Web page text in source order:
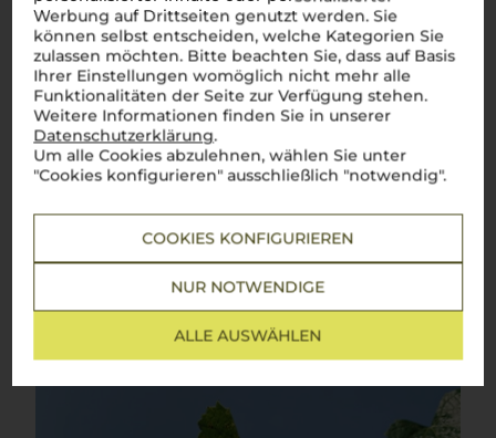
Werbung auf Drittseiten genutzt werden. Sie
können selbst entscheiden, welche Kategorien Sie
zulassen möchten. Bitte beachten Sie, dass auf Basis
Ihrer Einstellungen womöglich nicht mehr alle
Funktionalitäten der Seite zur Verfügung stehen.
Weitere Informationen finden Sie in unserer
Datenschutzerklärung.
Um alle Cookies abzulehnen, wählen Sie unter
"Cookies konfigurieren" ausschließlich "notwendig".
COOKIES KONFIGURIEREN
NUR NOTWENDIGE
ALLE AUSWÄHLEN
Die facettenreiche Rebsorte im Herzen Italiens
Chardonnay, die elegante Rebsorte, hat in Italien ihre
seconda casagefunden. Von den sanftencollineimPiemont
bis zu den sonnenverwöhnten WeinbergenSiziliensentfaltet
derChardonnayin Italien sein volles Potenzial. Hier trifft
Frische auf Fülle, eine perfekte Harmonie, die das Beste der
italienischen Weintradition widerspiegelt. Mit Aromen von
spritzigen Zitrusfrüchten bis hin zu feinen Noten von Vanille
und Butter ist dieservino biancoein raffinierter Begleiter für
ein kräftiges Risotto.Perfetto in ogni momento!